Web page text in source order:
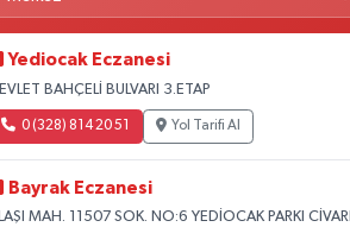
Yediocak Eczanesi
BAHÇELİ BULVARI 3.ETAP
0 (328) 814 20 51 Yol Tarifi Al
Bayrak Eczanesi
MAH. 11507 SOK. NO:6 YEDİOCAK PARKI CİVARI